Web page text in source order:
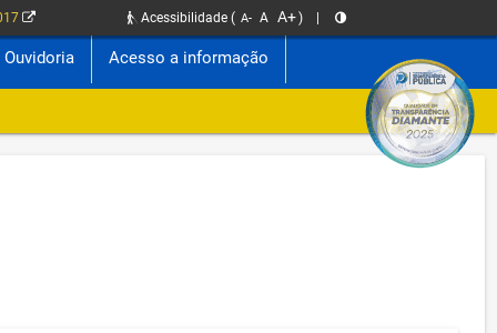
Acessibilidade ( A- A A+)
Ouvidoria Acesso a informação